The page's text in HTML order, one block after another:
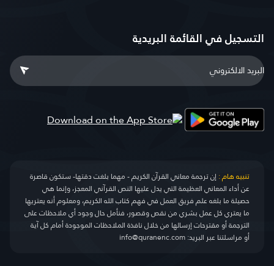
التسجيل في القائمة البريدية
تنبيه هام :إن ترجمة معاني القرآن الكريم - مهما بلغت دقتها- ستكون قاصرة
عن أداء المعاني العظيمة التي يدل عليها النص القرآني المعجز، وإنما هي
حصيلة ما بلغه علم فريق العمل في فهم كتاب الله الكريم، ومعلوم أنه يعتريها
ما يعتري كل عمل بشري من نقص وقصور، فنأمل حال وجود أي ملاحظات على
الترجمة أو مقترحات إرسالها من خلال نافذة الملاحظات الموجودة أمام كل آية
أو مراسلتنا عبر البريد:info@quranenc.com